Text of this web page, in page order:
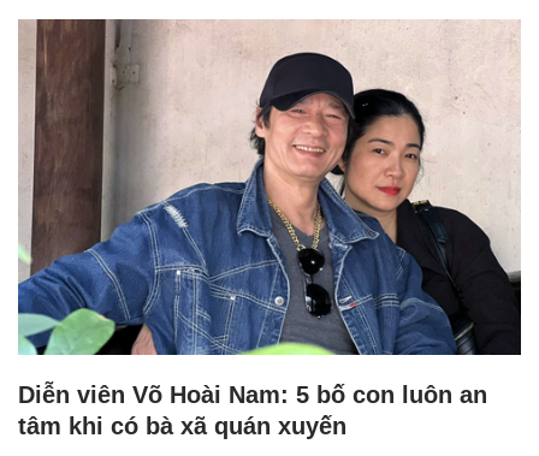
Diễn viên Võ Hoài Nam: 5 bố con luôn an
tâm khi có bà xã quán xuyến